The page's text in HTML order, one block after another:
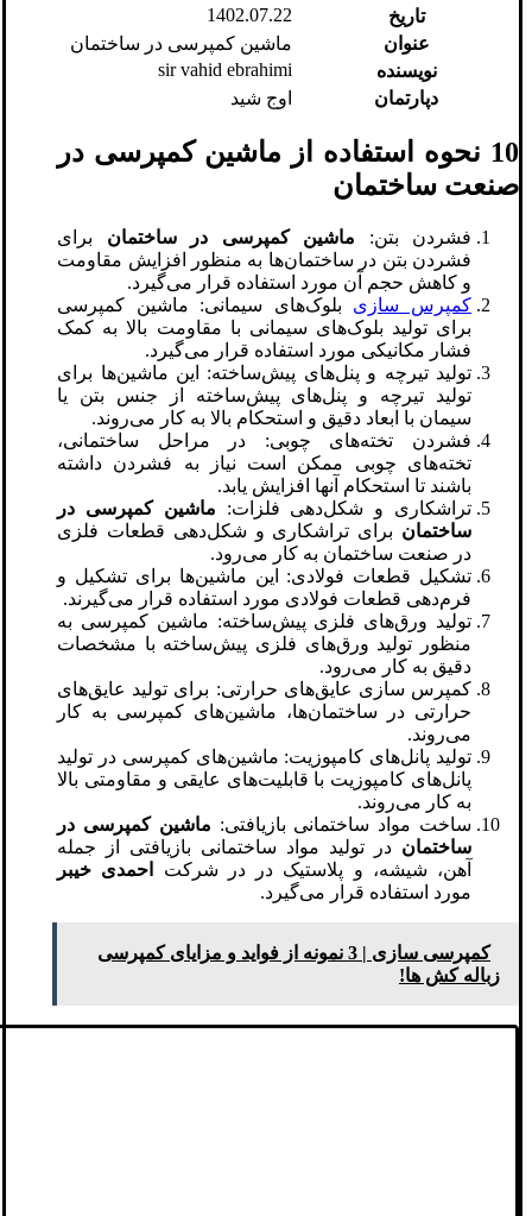
تاریخ
1402.07.22
عنوان
ماشین کمپرسی در ساختمان
نویسنده
sir vahid ebrahimi
دپارتمان
اوج شید
10 نحوه استفاده از ماشین کمپرسی در
صنعت ساختمان
فشردن بتن: ماشین کمپرسی در ساختمان برای
فشردن بتن در ساختمان‌ها به منظور افزایش مقاومت
و کاهش حجم آن مورد استفاده قرار می‌گیرد.
کمپرس سازی بلوک‌های سیمانی: ماشین کمپرسی
برای تولید بلوک‌های سیمانی با مقاومت بالا به کمک
فشار مکانیکی مورد استفاده قرار می‌گیرد.
تولید تیرچه و پنل‌های پیش‌ساخته: این ماشین‌ها برای
تولید تیرچه و پنل‌های پیش‌ساخته از جنس بتن یا
سیمان با ابعاد دقیق و استحکام بالا به کار می‌روند.
فشردن تخته‌های چوبی: در مراحل ساختمانی،
تخته‌های چوبی ممکن است نیاز به فشردن داشته
باشند تا استحکام آنها افزایش یابد.
تراشکاری و شکل‌دهی فلزات: ماشین کمپرسی در
ساختمان برای تراشکاری و شکل‌دهی قطعات فلزی
در صنعت ساختمان به کار می‌رود.
تشکیل قطعات فولادی: این ماشین‌ها برای تشکیل و
فرم‌دهی قطعات فولادی مورد استفاده قرار می‌گیرند.
تولید ورق‌های فلزی پیش‌ساخته: ماشین کمپرسی به
منظور تولید ورق‌های فلزی پیش‌ساخته با مشخصات
دقیق به کار می‌رود.
کمپرس سازی عایق‌های حرارتی: برای تولید عایق‌های
حرارتی در ساختمان‌ها، ماشین‌های کمپرسی به کار
می‌روند.
تولید پانل‌های کامپوزیت: ماشین‌های کمپرسی در تولید
پانل‌های کامپوزیت با قابلیت‌های عایقی و مقاومتی بالا
به کار می‌روند.
ساخت مواد ساختمانی بازیافتی: ماشین کمپرسی در
ساختمان در تولید مواد ساختمانی بازیافتی از جمله
آهن، شیشه، و پلاستیک در در شرکت
احمدی خیبر
مورد استفاده قرار می‌گیرد.
کمپرسی سازی | 3 نمونه از فواید و مزایای کمپرسی
زباله کش ها!